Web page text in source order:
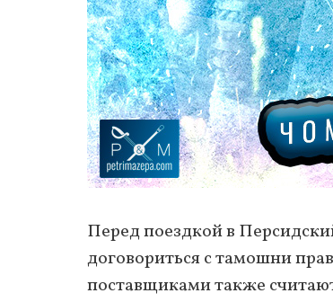
Перед поездкой в
договориться с тамошни
поставщиками также